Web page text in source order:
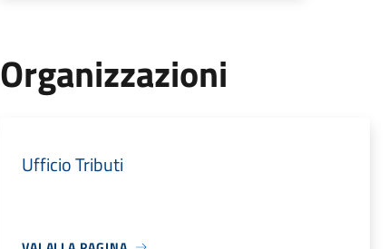
Organizzazioni
Ufficio Tributi